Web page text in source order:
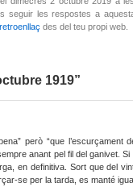
seguir les respostes a
retroenllaç des del teu propi web.
1919”
però “que l’escurçament
anant pel fil del ganivet.
en definitiva. Sort que del
se per la tarda, es manté